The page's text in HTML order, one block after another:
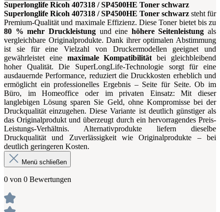
Superlonglife Ricoh 407318 / SP4500HE Toner schwarz
Superlonglife Ricoh 407318 / SP4500HE Toner schwarz steht für
Premium-Qualität und maximale Effizienz. Diese Toner bietet bis zu
80 % mehr Druckleistungund eine höhere Seitenleistung als
vergleichbare Originalprodukte. Dank ihrer optimalen Abstimmung
ist sie für eine Vielzahl von Druckermodellen geeignet und
gewährleistet eine maximale Kompatibilitätbei gleichbleibend
hoher Qualität. Die SuperLongLife-Technologie sorgt für eine
ausdauernde Performance, reduziert die Druckkosten erheblich und
ermöglicht ein professionelles Ergebnis – Seite für Seite. Ob im
Büro, im Homeoffice oder im privaten Einsatz: Mit dieser
langlebigen Lösung sparen Sie Geld, ohne Kompromisse bei der
Druckqualität einzugehen. Diese Variante ist deutlich günstiger als
das Originalprodukt und überzeugt durch ein hervorragendes Preis-
Leistungs-Verhältnis. Alternativprodukte liefern dieselbe
Druckqualität und Zuverlässigkeit wie Originalprodukte – bei
deutlich geringeren Kosten.
Menü schließen
0 von 0 Bewertungen